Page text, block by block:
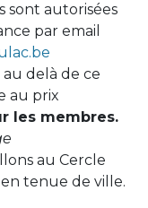
sont autorisées
par email
delà de ce
au prix
les membres.
au Cercle
tenue de ville.